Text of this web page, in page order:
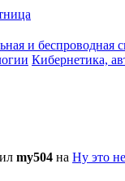
и беспроводная
Кибернетика,
my504 на Ну это